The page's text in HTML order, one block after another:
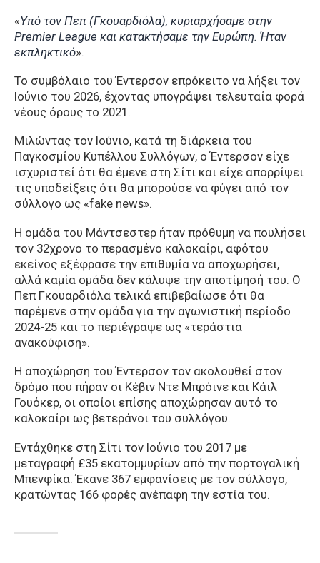
«Υπό τον Πεπ (Γκουαρδιόλα), κυριαρχήσαμε στην
Premier League και κατακτήσαμε την Ευρώπη. Ήταν
εκπληκτικό».
Το συμβόλαιο του Έντερσον επρόκειτο να λήξει τον
Ιούνιο του 2026, έχοντας υπογράψει τελευταία φορά
νέους όρους το 2021.
Μιλώντας τον Ιούνιο, κατά τη διάρκεια του
Παγκοσμίου Κυπέλλου Συλλόγων, ο Έντερσον είχε
ισχυριστεί ότι θα έμενε στη Σίτι και είχε απορρίψει
τις υποδείξεις ότι θα μπορούσε να φύγει από τον
σύλλογο ως «fake news».
Η ομάδα του Μάντσεστερ ήταν πρόθυμη να πουλήσει
τον 32χρονο το περασμένο καλοκαίρι, αφότου
εκείνος εξέφρασε την επιθυμία να αποχωρήσει,
αλλά καμία ομάδα δεν κάλυψε την αποτίμησή του. Ο
Πεπ Γκουαρδιόλα τελικά επιβεβαίωσε ότι θα
παρέμενε στην ομάδα για την αγωνιστική περίοδο
2024-25 και το περιέγραψε ως «τεράστια
ανακούφιση».
Η αποχώρηση του Έντερσον τον ακολουθεί στον
δρόμο που πήραν οι Κέβιν Ντε Μπρόινε και Κάιλ
Γουόκερ, οι οποίοι επίσης αποχώρησαν αυτό το
καλοκαίρι ως βετεράνοι του συλλόγου.
Εντάχθηκε στη Σίτι τον Ιούνιο του 2017 με
μεταγραφή £35 εκατομμυρίων από την πορτογαλική
Μπενφίκα. Έκανε 367 εμφανίσεις με τον σύλλογο,
κρατώντας 166 φορές ανέπαφη την εστία του.